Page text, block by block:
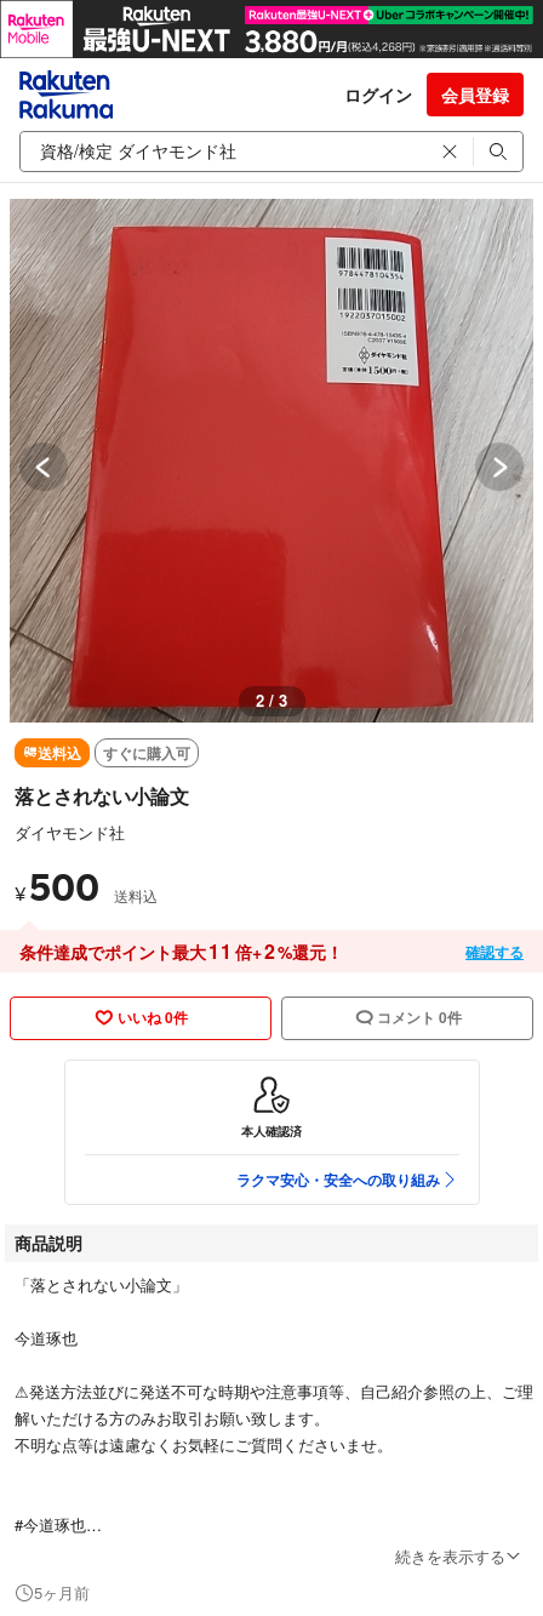
ログイン 会員登録
2 / 3
送料込 すぐに購入可
落とされない小論文
ダイヤモンド社
¥ 500 送料込
条件達成でポイント最大11 倍+2%還元！ 確認する
いいね 0件 コメント 0件
本人確認済
ラクマ安心・安全への取り組み
商品説明
「落とされない小論文」
今道琢也
⚠発送方法並びに発送不可な時期や注意事項等、自己紹介参照の上、ご理
解いただける方のみお取引お願い致します。
不明な点等は遠慮なくお気軽にご質問くださいませ。
#今道琢也
#資格/検定
続きを表示する
5ヶ月前